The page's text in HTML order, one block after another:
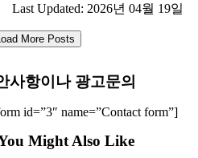
Last Updated: 2026년 04월 19일
More Posts
사항이나 광고문의
id=”3″ name=”Contact form”]
Might Also Like